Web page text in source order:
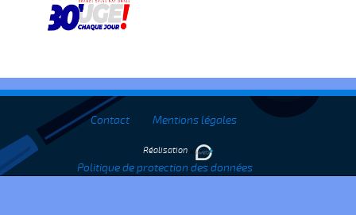
Contact Mentions légales
Politique de protection des données
Réalisation